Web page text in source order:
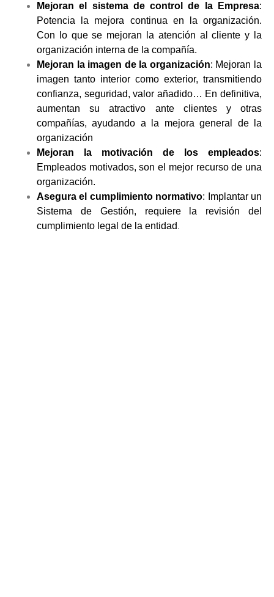
Mejoran el sistema de control de la Empresa:
Potencia la mejora continua en la organización.
Con lo que se mejoran la atención al cliente y la
organización interna de la compañía.
Mejoran la imagen de la organización: Mejoran la
imagen tanto interior como exterior, transmitiendo
confianza, seguridad, valor añadido… En definitiva,
aumentan su atractivo ante clientes y otras
compañías, ayudando a la mejora general de la
organización
Mejoran la motivación de los empleados:
Empleados motivados, son el mejor recurso de una
organización.
Asegura el cumplimiento normativo:
Implantar un
Sistema de Gestión, requiere la revisión del
cumplimiento legal de la entidad.